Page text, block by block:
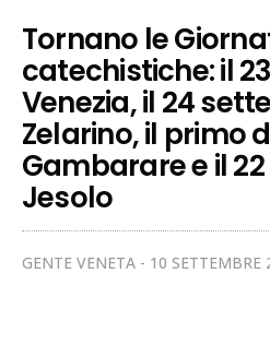
Tornano le
catechistiche: il
Venezia, il 24
Zelarino, il primo
Gambarare e il
Jesolo
GENTE VENETA 10 SETTEMBRE